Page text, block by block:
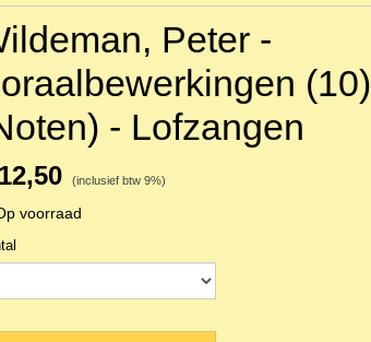
Peter -
- Lofzangen
(inclusief btw 9%)
voorraad